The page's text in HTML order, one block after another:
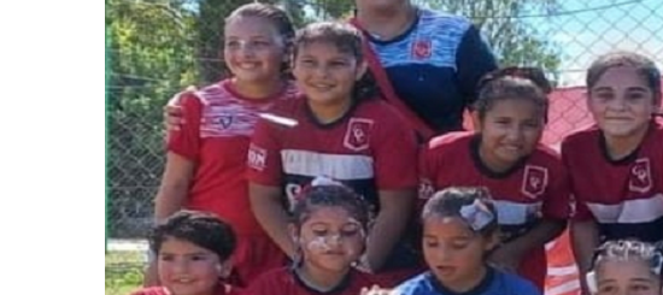
Noticias Principal Servicios
Trabajos en la red de agua en Villa
Tranquila
Noticias Servicios
Turnos de Farmacias de
2026 en Ensenada